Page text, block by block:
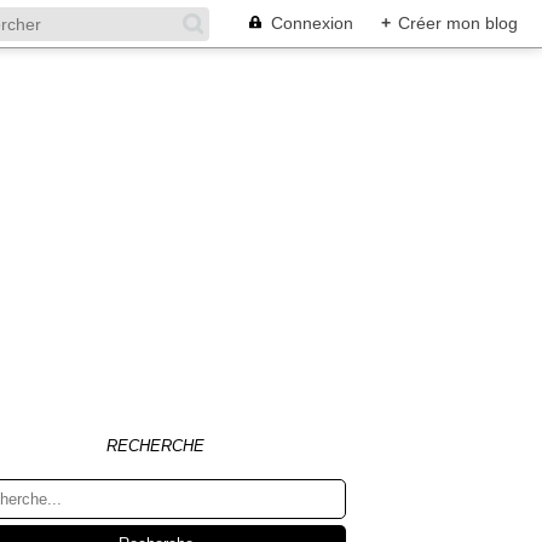
Connexion + Créer mon blog
RECHERCHE